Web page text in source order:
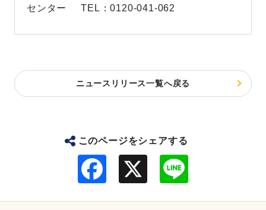
センター TEL：0120-041-062
ニュースリリース一覧へ戻る
このページをシェアする